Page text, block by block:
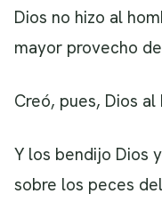
Dios no hizo al
mayor provecho
Creó, pues, Dios
Y los bendijo Dios
sobre los peces